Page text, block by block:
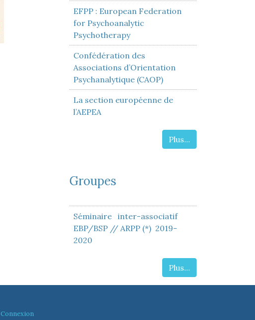
EFPP : European Federation
for Psychoanalytic
Psychotherapy
Confédération des
Associations d’Orientation
Psychanalytique (CAOP)
La section européenne de
l’AEPEA
Plus...
Groupes
Séminaire inter-associatif
EBP/BSP // ARPP (*) 2019-
2020
Plus...
Connexion